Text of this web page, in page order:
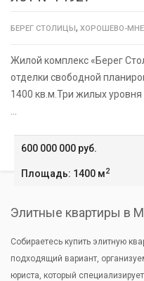
БЕРЕГ СТОЛИЦЫ, ХОРОШЕВО-
Жилой комплекс «Берег
отделки свободной
1400 кв.м.Три жилых
600 000 000 руб.
Площадь: 1400 м2
Элитные квартиры в
Собираетесь купить элитную
подходящий вариант,
юриста, который